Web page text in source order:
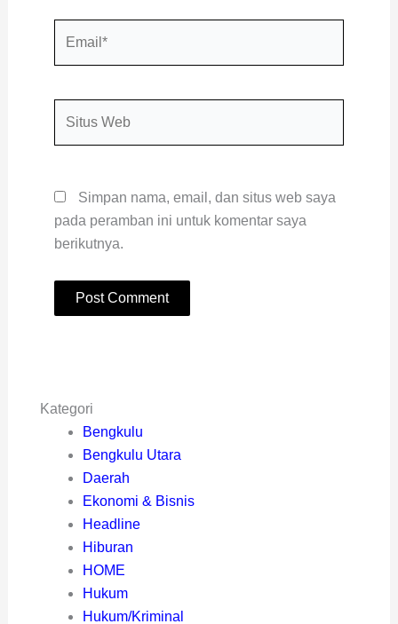
Simpan nama, email, dan situs web saya
pada peramban ini untuk komentar saya
berikutnya.
Kategori
Bengkulu
Bengkulu Utara
Daerah
Ekonomi & Bisnis
Headline
Hiburan
HOME
Hukum
Hukum/Kriminal